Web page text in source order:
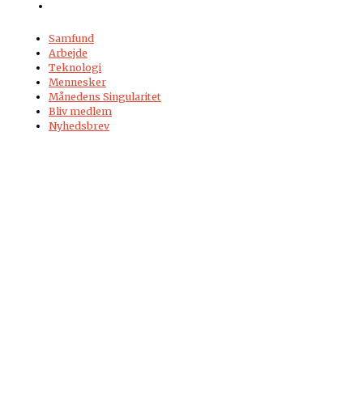
Samfund
Arbejde
Teknologi
Mennesker
Månedens Singularitet
Bliv medlem
Nyhedsbrev